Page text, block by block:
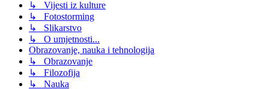
↳ Vijesti iz kulture
↳ Fotostorming
↳ Slikarstvo
↳ O umjetnosti...
Obrazovanje, nauka i tehnologija
↳ Obrazovanje
↳ Filozofija
↳ Nauka